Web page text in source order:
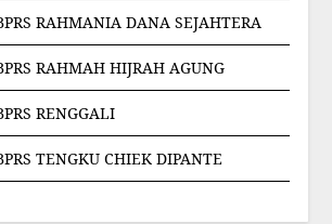
RAHMANIA DANA SEJAHTERA
RAHMAH HIJRAH AGUNG
RENGGALI
TENGKU CHIEK DIPANTE